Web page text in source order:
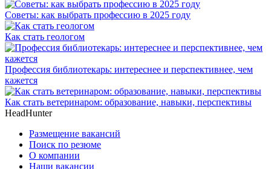
Советы: как выбрать профессию в 2025 году
Как стать геологом
Профессия библиотекарь: интереснее и перспективнее, чем
кажется
Как стать ветеринаром: образование, навыки, перспективы
HeadHunter
Размещение вакансий
Поиск по резюме
О компании
Наши вакансии